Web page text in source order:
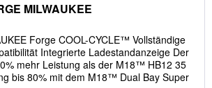
MILWAUKEE
Forge COOL-CYCLE™ Vollständige
Integrierte Ladestandanzeige Der
mehr Leistung als der M18™ HB12 35
bis 80% mit dem M18™ Dual Bay Super